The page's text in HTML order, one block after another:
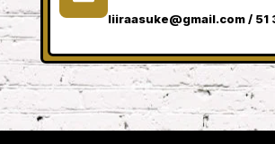
liiraasuke@gmail.com / 51